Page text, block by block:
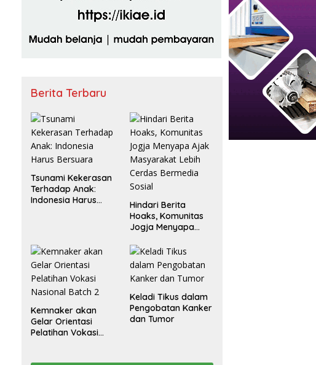
Berita Terbaru
Tsunami Kekerasan
Terhadap Anak:
Indonesia Harus
Hindari Berita
Hoaks, Komunitas
Jogja Menyapa
Lebih Cerdas
Bermedia Sosial
Kemnaker akan
Gelar Orientasi
Pelatihan Vokasi
Keladi Tikus dalam
Pengobatan Kanker
dan Tumor